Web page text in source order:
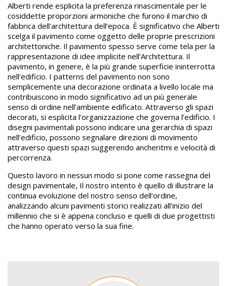
Alberti rende esplicita la preferenza rinascimentale per le
cosiddette proporzioni armoniche che furono il marchio di
fabbrica dell’architettura dell’epoca. È significativo che Alberti
scelga il pavimento come oggetto delle proprie prescrizioni
architettoniche. Il pavimento spesso serve come tela per la
rappresentazione di idee implicite nell’Architettura. Il
pavimento, in genere, è la più grande superficie ininterrotta
nell’edificio. I patterns del pavimento non sono
semplicemente una decorazione ordinata a livello locale ma
contribuiscono in modo significativo ad un più generale
senso di ordine nell’ambiente edificato. Attraverso gli spazi
decorati, si esplicita l’organizzazione che governa l’edificio. I
disegni pavimentali possono indicare una gerarchia di spazi
nell’edificio, possono segnalare direzioni di movimento
attraverso questi spazi suggerendo ancheritmi e velocità di
percorrenza.
Questo lavoro in nessun modo si pone come rassegna del
design pavimentale, Il nostro intento è quello di illustrare la
continua evoluzione del nostro senso dell’ordine,
analizzando alcuni pavimenti storici realizzati all’inizio del
millennio che si è appena concluso e quelli di due progettisti
che hanno operato verso la sua fine.